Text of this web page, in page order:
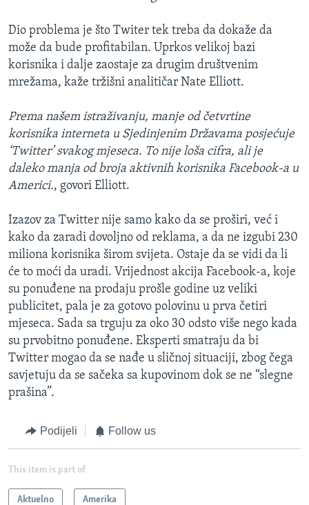
Dio problema je što Twiter tek treba da dokaže da
može da bude profitabilan. Uprkos velikoj bazi
korisnika i dalje zaostaje za drugim društvenim
mrežama, kaže tržišni analitičar Nate Elliott.
Prema našem istraživanju, manje od četvrtine
korisnika interneta u Sjedinjenim Državama posjećuje
‘Twitter’ svakog mjeseca. To nije loša cifra, ali je
daleko manja od broja aktivnih korisnika Facebook-a u
Americi., govori Elliott.
Izazov za Twitter nije samo kako da se proširi, već i
kako da zaradi dovoljno od reklama, a da ne izgubi 230
miliona korisnika širom svijeta. Ostaje da se vidi da li
će to moći da uradi. Vrijednost akcija Facebook-a, koje
su ponuđene na prodaju prošle godine uz veliki
publicitet, pala je za gotovo polovinu u prva četiri
mjeseca. Sada sa trguju za oko 30 odsto više nego kada
su prvobitno ponuđene. Eksperti smatraju da bi
Twitter mogao da se nađe u sličnoj situaciji, zbog čega
savjetuju da se sačeka sa kupovinom dok se ne “slegne
prašina”.
Podijeli Follow us
This item is part of
Aktuelno Amerika